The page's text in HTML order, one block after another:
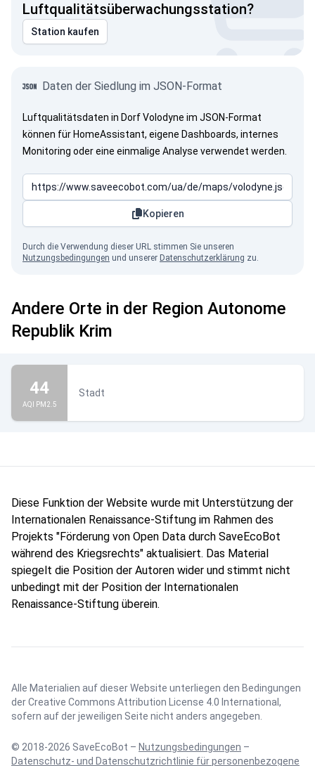
Luftqualitätsüberwachungsstation?
Station kaufen
Daten der Siedlung im JSON-Format
Luftqualitätsdaten in Dorf Volodyne im JSON-Format
können für HomeAssistant, eigene Dashboards, internes
Monitoring oder eine einmalige Analyse verwendet werden.
Kopieren
Durch die Verwendung dieser URL stimmen Sie unseren
Nutzungsbedingungen und unserer Datenschutzerklärung zu.
Andere Orte in der Region Autonome
Republik Krim
44
AQI PM2.5
Stadt
Diese Funktion der Website wurde mit Unterstützung der
Internationalen Renaissance-Stiftung im Rahmen des
Projekts "Förderung von Open Data durch SaveEcoBot
während des Kriegsrechts" aktualisiert. Das Material
spiegelt die Position der Autoren wider und stimmt nicht
unbedingt mit der Position der Internationalen
Renaissance-Stiftung überein.
Alle Materialien auf dieser Website unterliegen den Bedingungen
derCreative Commons Attribution License 4.0 International ,
sofern auf der jeweiligen Seite nicht anders angegeben.
© 2018-2026 SaveEcoBot – Nutzungsbedingungen –
Datenschutz- und Datenschutzrichtlinie für personenbezogene